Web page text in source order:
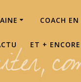
COACH EN
ET + ENCORE